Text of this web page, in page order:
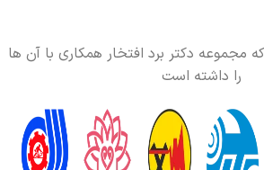
مجموعه دکتر برد افتخار همکاری با آن ها
را داشته است